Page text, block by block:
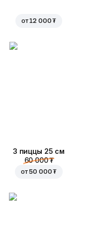
от12 000 ₮
3 пиццы 25 см
60 000 ₮
от50 000 ₮